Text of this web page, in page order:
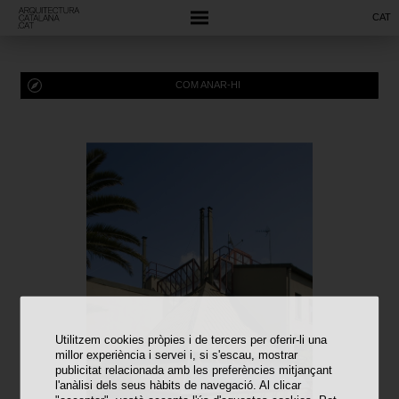
Utilitzem cookies pròpies i de tercers per oferir-li una
millor experiència i servei i, si s'escau, mostrar
publicitat relacionada amb les preferències mitjançant
l'anàlisi dels seus hàbits de navegació. Al clicar
CAT
COM ANAR-HI